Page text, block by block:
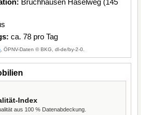
Bruchhausen Haselweg (145
ca. 78 pro Tag
, ÖPNV-Daten © BKG, dl-de/by-2-0.
Index
aus 100 % Datenabdeckung.